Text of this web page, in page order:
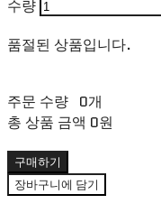
수량
품절된 상품입니다.
주문 수량 0개
총 상품 금액 0원
구매하기
장바구니에 담기